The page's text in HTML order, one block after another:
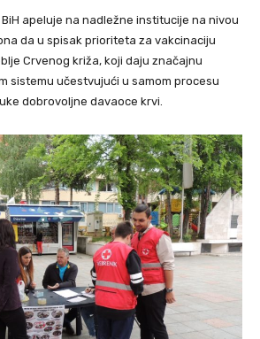
apeluje na nadležne institucije na nivou
da u spisak prioriteta za vakcinaciju
Crvenog križa, koji daju značajnu
sistemu učestvujući u samom procesu
dobrovoljne davaoce krvi.